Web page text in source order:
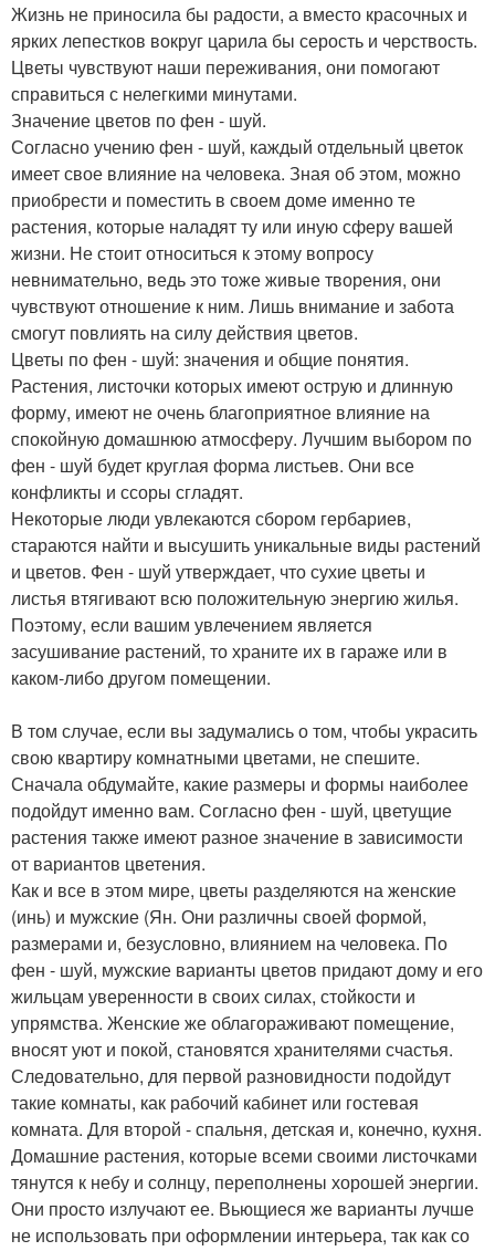
Жизнь не приносила бы радости, а вместо красочных и
ярких лепестков вокруг царила бы серость и черствость.
Цветы чувствуют наши переживания, они помогают
справиться с нелегкими минутами.
Значение цветов по фен - шуй.
Согласно учению фен - шуй, каждый отдельный цветок
имеет свое влияние на человека. Зная об этом, можно
приобрести и поместить в своем доме именно те
растения, которые наладят ту или иную сферу вашей
жизни. Не стоит относиться к этому вопросу
невнимательно, ведь это тоже живые творения, они
чувствуют отношение к ним. Лишь внимание и забота
смогут повлиять на силу действия цветов.
Цветы по фен - шуй: значения и общие понятия.
Растения, листочки которых имеют острую и длинную
форму, имеют не очень благоприятное влияние на
спокойную домашнюю атмосферу. Лучшим выбором по
фен - шуй будет круглая форма листьев. Они все
конфликты и ссоры сгладят.
Некоторые люди увлекаются сбором гербариев,
стараются найти и высушить уникальные виды растений
и цветов. Фен - шуй утверждает, что сухие цветы и
листья втягивают всю положительную энергию жилья.
Поэтому, если вашим увлечением является
засушивание растений, то храните их в гараже или в
каком-либо другом помещении.
В том случае, если вы задумались о том, чтобы украсить
свою квартиру комнатными цветами, не спешите.
Сначала обдумайте, какие размеры и формы наиболее
подойдут именно вам. Согласно фен - шуй, цветущие
растения также имеют разное значение в зависимости
от вариантов цветения.
Как и все в этом мире, цветы разделяются на женские
(инь) и мужские (Ян. Они различны своей формой,
размерами и, безусловно, влиянием на человека. По
фен - шуй, мужские варианты цветов придают дому и его
жильцам уверенности в своих силах, стойкости и
упрямства. Женские же облагораживают помещение,
вносят уют и покой, становятся хранителями счастья.
Следовательно, для первой разновидности подойдут
такие комнаты, как рабочий кабинет или гостевая
комната. Для второй - спальня, детская и, конечно, кухня.
Домашние растения, которые всеми своими листочками
тянутся к небу и солнцу, переполнены хорошей энергии.
Они просто излучают ее. Вьющиеся же варианты лучше
не использовать при оформлении интерьера, так как со